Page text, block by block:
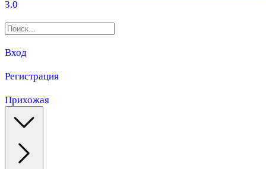
3.0
Вход
Регистрация
Прихожая